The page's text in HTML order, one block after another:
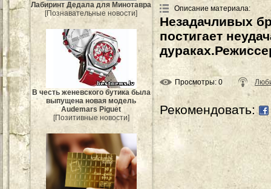
Лабиринт Дедала для Минотавра
[Познавательные новости]
В честь женевского бутика была
выпущена новая модель
Audemars Piguet
[Позитивные новости]
Описание материала:
Незадачливых
постигает
Просмотры: 0
Рекомендовать: